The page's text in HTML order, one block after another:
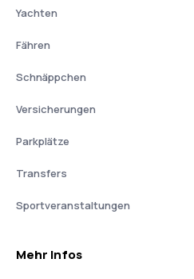
Yachten
Fähren
Schnäppchen
Versicherungen
Parkplätze
Transfers
Sportveranstaltungen
Mehr Infos